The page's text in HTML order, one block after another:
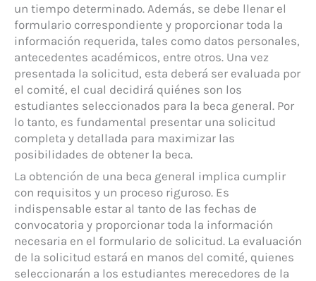
un tiempo determinado. Además, se debe llenar el
formulario correspondiente y proporcionar toda la
información requerida, tales como datos personales,
antecedentes académicos, entre otros. Una vez
presentada la solicitud, esta deberá ser evaluada por
el comité, el cual decidirá quiénes son los
estudiantes seleccionados para la beca general. Por
lo tanto, es fundamental presentar una solicitud
completa y detallada para maximizar las
posibilidades de obtener la beca.
La obtención de una beca general implica cumplir
con requisitos y un proceso riguroso. Es
indispensable estar al tanto de las fechas de
convocatoria y proporcionar toda la información
necesaria en el formulario de solicitud. La evaluación
de la solicitud estará en manos del comité, quienes
seleccionarán a los estudiantes merecedores de la